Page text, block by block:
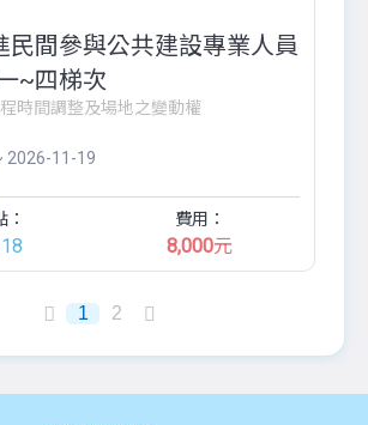
民間參與公共建設專業人員
~四梯次
時間調整及場地之變動權
2026-11-19
：
費用：
8,000元
1 2